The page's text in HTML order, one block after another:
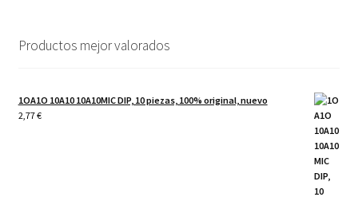
Productos mejor valorados
1OA1O 10A10 10A10MIC DIP, 10 piezas, 100% original, nuevo
2,77€